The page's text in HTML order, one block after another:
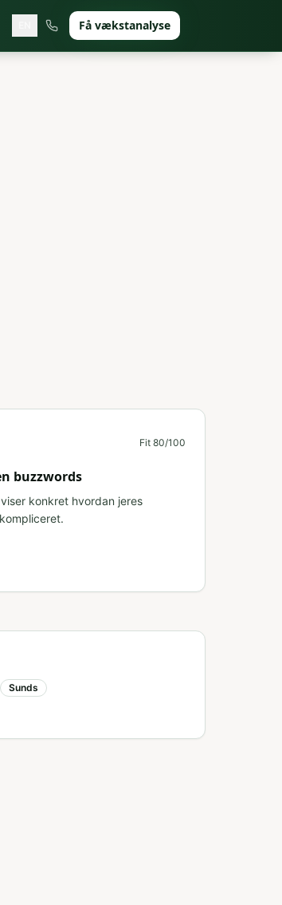
Få vækstanalyse
Fit 80/100
buzzwords
konkret hvordan jeres
Sunds